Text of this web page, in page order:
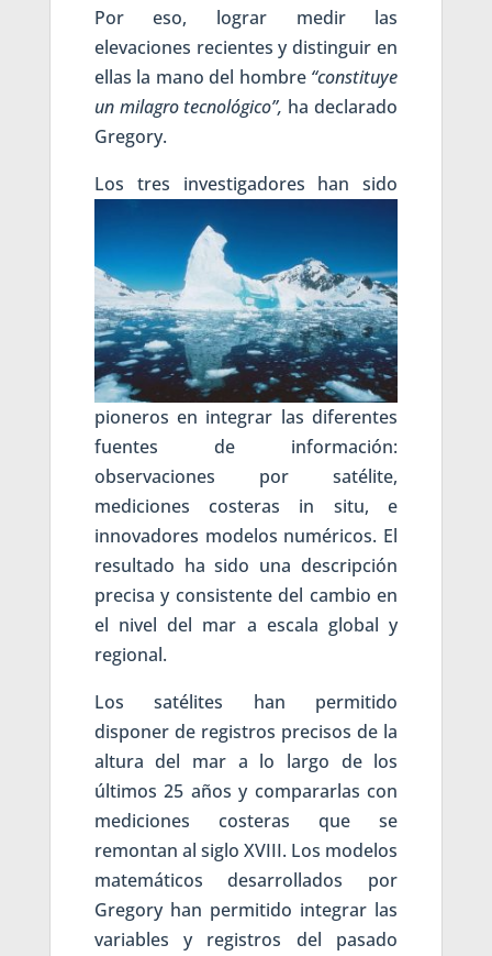
Por eso, lograr medir las
elevaciones recientes y distinguir en
ellas la mano del hombre “constituye
un milagro tecnológico”, ha declarado
Gregory.
Los tres investigadores han sido
pioneros en integrar las diferentes
fuentes de información:
observaciones por satélite,
mediciones costeras in situ, e
innovadores modelos numéricos. El
resultado ha sido una descripción
precisa y consistente del cambio en
el nivel del mar a escala global y
regional.
Los satélites han permitido
disponer de registros precisos de la
altura del mar a lo largo de los
últimos 25 años y compararlas con
mediciones costeras que se
remontan al siglo XVIII. Los modelos
matemáticos desarrollados por
Gregory han permitido integrar las
variables y registros del pasado